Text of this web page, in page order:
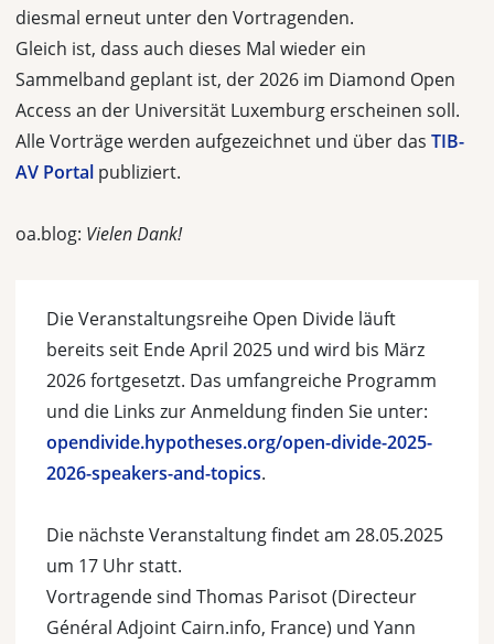
diesmal erneut unter den Vortragenden.
Gleich ist, dass auch dieses Mal wieder ein
Sammelband geplant ist, der 2026 im Diamond Open
Access an der Universität Luxemburg erscheinen soll.
Alle Vorträge werden aufgezeichnet und über das TIB-
AV Portal publiziert.
oa.blog: Vielen Dank!
Die Veranstaltungsreihe Open Divide läuft
bereits seit Ende April 2025 und wird bis März
2026 fortgesetzt. Das umfangreiche Programm
und die Links zur Anmeldung finden Sie unter:
opendivide.hypotheses.org/open-divide-2025-
2026-speakers-and-topics.
Die nächste Veranstaltung findet am 28.05.2025
um 17 Uhr statt.
Vortragende sind Thomas Parisot (Directeur
Général Adjoint Cairn.info, France) und Yann